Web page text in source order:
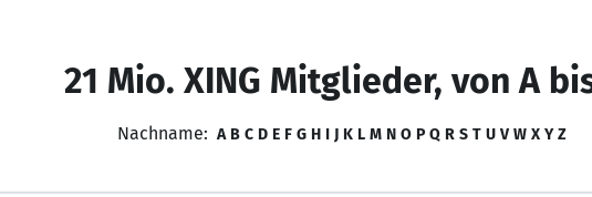
21 Mio. XING Mitglieder, von A
Nachname: A B C D E F G H I J K L M N O P Q R S T U V W X Y Z